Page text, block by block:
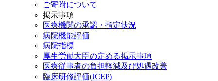
ご寄附について
掲示事項
医療機関の承認・指定状況
病院機能評価
病院指標
厚生労働大臣の定める掲示事項
医療従事者の負担軽減及び処遇改善
臨床研修評価(JCEP)